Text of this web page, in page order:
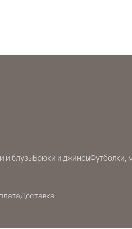
и блузыБрюки и джинсыФутболки,
Доставка